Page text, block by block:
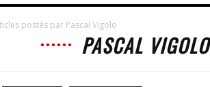
postés par Pascal Vigolo
PASCAL VIGOLO